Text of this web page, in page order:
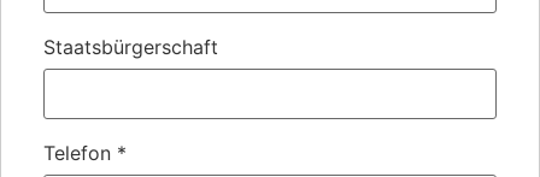
Staatsbürgerschaft
Telefon *